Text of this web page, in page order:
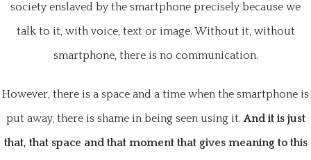
society enslaved by the smartphone precisely because we
talk to it, with voice, text or image. Without it, without
smartphone, there is no communication.
However, there is a space and a time when the smartphone is
put away, there is shame in being seen using it.And it is just
that, that space and that moment that gives meaning to this